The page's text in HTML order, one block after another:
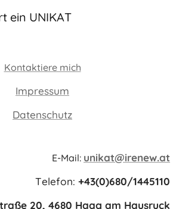
ein UNIKAT
Kontaktiere mich
Impressum
Datenschutz
E-Mail: unikat@irenew.at
Telefon: +43(0)680/1445110
20, 4680 Haag am Hausruck